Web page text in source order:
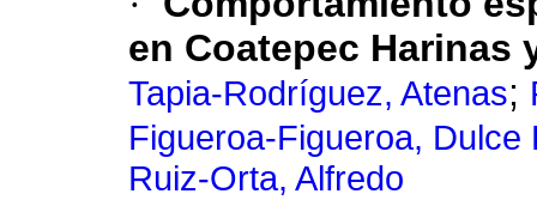
en Coatepec Harinas
Tapia-Rodríguez, Atenas;
Figueroa-Figueroa, Dulce
Ruiz-Orta, Alfredo